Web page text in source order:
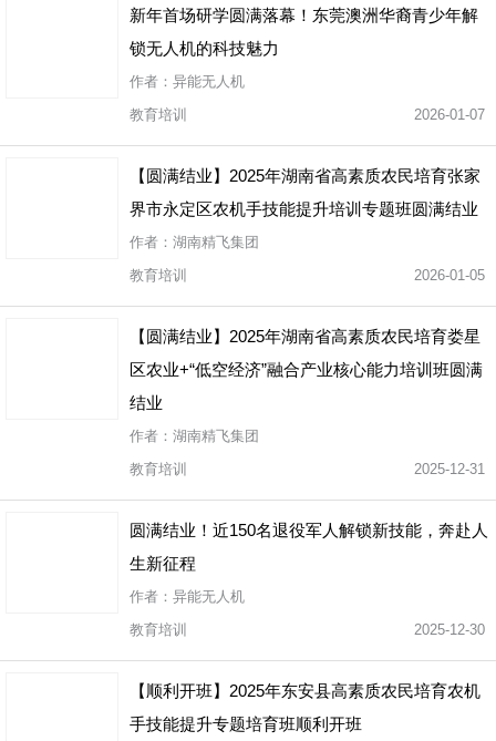
新年首场研学圆满落幕！东莞澳洲华裔青少年解
锁无人机的科技魅力
作者：异能无人机
教育培训
2026-01-07
【圆满结业】2025年湖南省高素质农民培育张家
界市永定区农机手技能提升培训专题班圆满结业
作者：湖南精飞集团
教育培训
2026-01-05
【圆满结业】2025年湖南省高素质农民培育娄星
区农业+“低空经济”融合产业核心能力培训班圆满
结业
作者：湖南精飞集团
教育培训
2025-12-31
圆满结业！近150名退役军人解锁新技能，奔赴人
生新征程
作者：异能无人机
教育培训
2025-12-30
【顺利开班】2025年东安县高素质农民培育农机
手技能提升专题培育班顺利开班